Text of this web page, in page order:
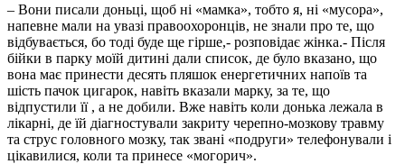
– Вони писали доньці, щоб ні «мамка», тобто я, ні «мусора»,
напевне мали на увазі правоохоронців, не знали про те, що
відбувається, бо тоді буде ще гірше,- розповідає жінка.- Після
бійки в парку моїй дитині дали список, де було вказано, що
вона має принести десять пляшок енергетичних напоїв та
шість пачок цигарок, навіть вказали марку, за те, що
відпустили її , а не добили. Вже навіть коли донька лежала в
лікарні, де їй діагностували закриту черепно-мозкову травму
та струс головного мозку, так звані «подруги» телефонували і
цікавилися, коли та принесе «могорич».